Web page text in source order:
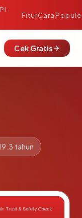
FiturCara
Cek Gratis
tahun